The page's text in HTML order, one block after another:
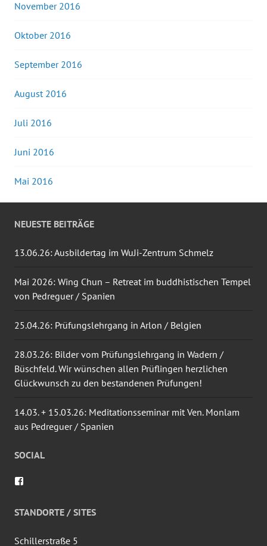
November 2016
Oktober 2016
September 2016
August 2016
Juli 2016
Juni 2016
Mai 2016
NEUESTE BEITRÄGE
13.06.26: Ausbildertag im WuJi-Zentrum Schmelz
Mai 2026: Wing Chun – Retreat im buddhistischen Tempel
von Pedreguer / Spanien
25.04.26: Prüfungslehrgang in Arlon / Belgien
28.03.26: Bilder vom Prüfungslehrgang in Wadern /
Büschfeld. Wir wünschen allen Prüflingen herzlichen
Glückwunsch zu den bestandenen Prüfungen!
14.03. + 15.03.26: Meditationsseminar mit Ven. Monlam
aus Pedreguer / Spanien
SOCIAL
auf
Facebook
STANDORTE / SITES
Schillerstraße 5